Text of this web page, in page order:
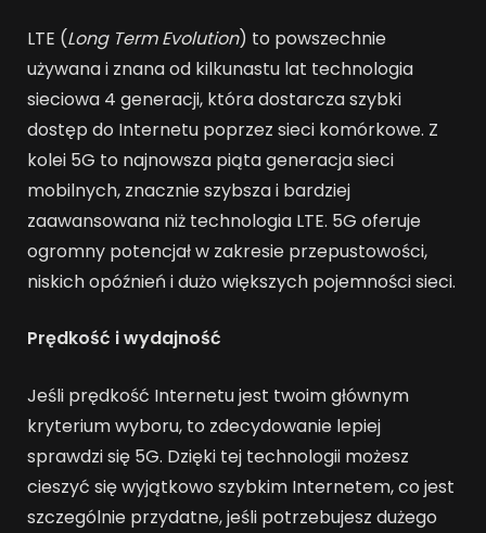
LTE (Long Term Evolution) to powszechnie
używana i znana od kilkunastu lat technologia
sieciowa 4 generacji, która dostarcza szybki
dostęp do Internetu poprzez sieci komórkowe. Z
kolei 5G to najnowsza piąta generacja sieci
mobilnych, znacznie szybsza i bardziej
zaawansowana niż technologia LTE. 5G oferuje
ogromny potencjał w zakresie przepustowości,
niskich opóźnień i dużo większych pojemności sieci.
Prędkość i wydajność
Jeśli prędkość Internetu jest twoim głównym
kryterium wyboru, to zdecydowanie lepiej
sprawdzi się 5G. Dzięki tej technologii możesz
cieszyć się wyjątkowo szybkim Internetem, co jest
szczególnie przydatne, jeśli potrzebujesz dużego